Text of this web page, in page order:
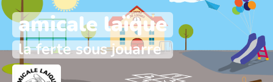
amicale laïque
la ferte sous jouarre